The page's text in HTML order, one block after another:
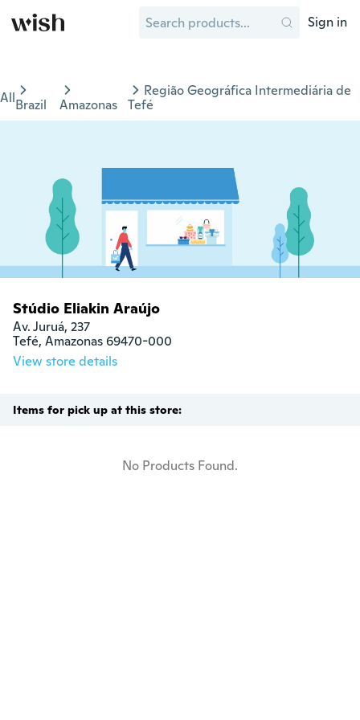
Sign in
AllBrazil Amazonas
Região Geográfica Intermediária de
Tefé
Stúdio Eliakin Araújo
Av. Juruá, 237
Tefé, Amazonas 69470-000
View store details
Items for pick up at this store:
No Products Found.